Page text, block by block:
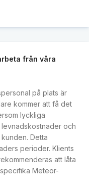
från våra
på plats är
kommer att få det
lyckliga
och
Detta
perioder. Klients
att låta
Meteor-